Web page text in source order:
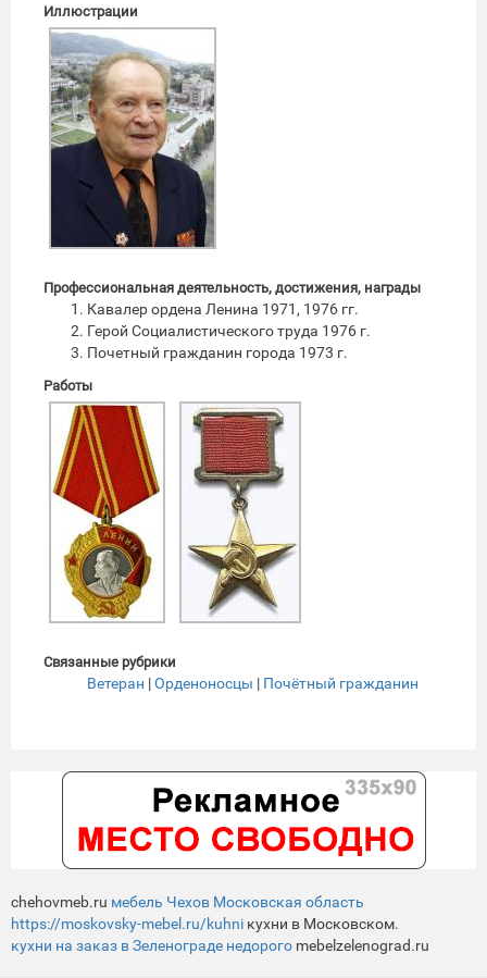
Иллюстрации
Профессиональная деятельность, достижения, награды
Кавалер ордена Ленина 1971, 1976 гг.
Герой Социалистического труда 1976 г.
Почетный гражданин города 1973 г.
Работы
Связанные рубрики
Ветеран |Орденоносцы | Почётный гражданин
chehovmeb.ru мебель Чехов Московская область
https://moskovsky-mebel.ru/kuhni кухни в Московском.
кухни на заказ в Зеленограде недорого mebelzelenograd.ru